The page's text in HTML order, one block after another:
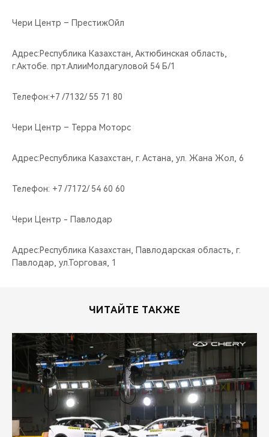
Чери Центр – ПрестижОйл
Адрес:Республика Казахстан, Актюбинская область,
г.Актобе. прт.АлииМолдагуловой 54 Б/1
Телефон:+7 /7132/ 55 71 80
Чери Центр – Терра Моторс
Адрес:Республика Казахстан, г. Астана, ул. Жана Жол, 6
Телефон: +7 /7172/ 54 60 60
Чери Центр - Павлодар
Адрес:Республика Казахстан, Павлодарская область, г.
Павлодар, ул.Торговая, 1
ЧИТАЙТЕ ТАКЖЕ